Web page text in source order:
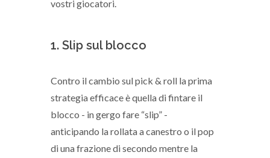
vostri giocatori.
1. Slip sul blocco
Contro il cambio sul pick & roll la prima
strategia efficace è quella di fintare il
blocco - in gergo fare “slip” -
anticipando la rollata a canestro o il pop
di una frazione di secondo mentre la